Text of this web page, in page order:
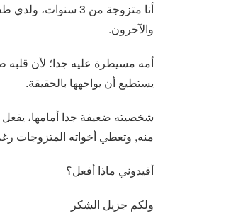
أنا متزوجة من 3
والآخرون.
أمه مسيطرة عليه جدا؛ لأن قلبه
يستطيع أن يواجهها بالحقيقة.
شخصيته ضعيفة جدا أمامها، يفعل
منه, وتعطي أخواته المتزوجات
أفيدوني ماذا أفعل؟
ولكم جزيل الشكر